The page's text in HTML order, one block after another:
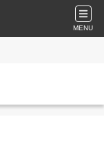
MENU